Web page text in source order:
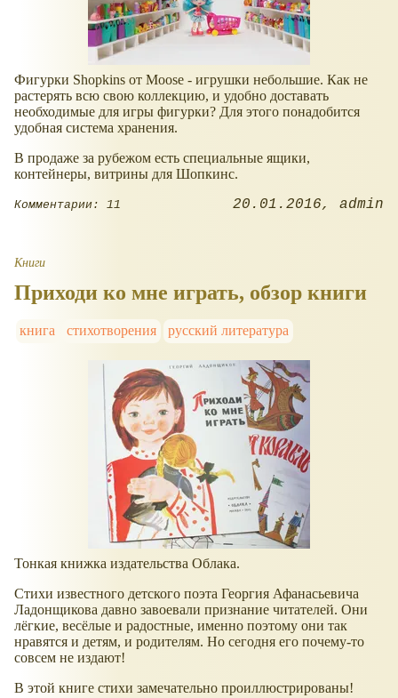
Фигурки Shopkins от Moose - игрушки небольшие. Как не
растерять всю свою коллекцию, и удобно доставать
необходимые для игры фигурки? Для этого понадобится
удобная система хранения.
В продаже за рубежом есть специальные ящики,
контейнеры, витрины для Шопкинс.
Комментарии: 11 20.01.2016 admin
Книги
Приходи ко мне играть, обзор книги
книга стихотворения русский литература
Тонкая книжка издательства Облака.
Стихи известного детского поэта Георгия Афанасьевича
Ладонщикова давно завоевали признание читателей. Они
лёгкие, весёлые и радостные, именно поэтому они так
нравятся и детям, и родителям. Но сегодня его почему-то
совсем не издают!
В этой книге стихи замечательно проиллюстрированы!